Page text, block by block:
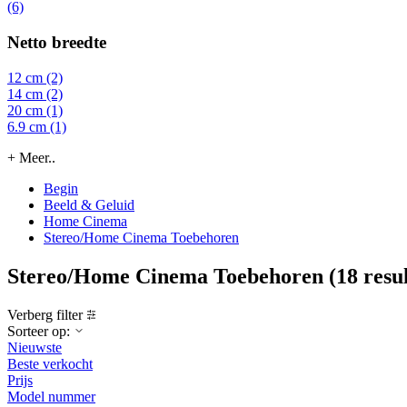
(6)
Netto breedte
12 cm (2)
14 cm (2)
20 cm (1)
6.9 cm (1)
+ Meer..
Begin
Beeld & Geluid
Home Cinema
Stereo/Home Cinema Toebehoren
Stereo/Home Cinema Toebehoren (18
Verberg filter
Sorteer op:
Nieuwste
Beste verkocht
Prijs
Model nummer